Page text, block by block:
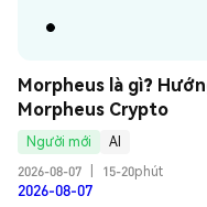
Morpheus là gì?
Morpheus Crypto
Người mới
AI
2026-08-07
15-20phút
2026-08-07